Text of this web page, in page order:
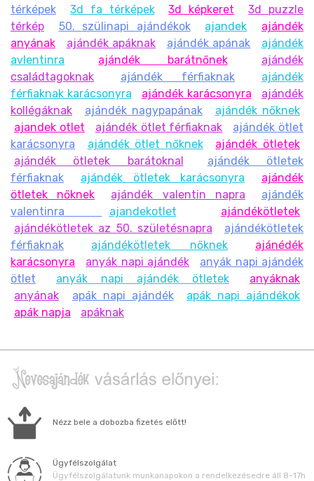
térképek
3d fa térképek 3d képkeret
3d puzzle
térkép
50. szülinapi ajándékok ajandek
ajándék
anyának
ajándék apáknak ajándék apának
ajándék
avlentinra
ajándék barátnőnek
ajándék
családtagoknak
ajándék férfiaknak
ajándék
férfiaknak karácsonyra
ajándék karácsonyra
ajándék
kollégáknak
ajándék nagypapának
ajándék nőknek
ajandek otlet
ajándék ötlet férfiaknak
ajándék ötlet
karácsonyra
ajándék ötlet nőknek
ajándék ötletek
ajándék ötletek barátoknal
ajándék ötletek
férfiaknak
ajándék ötletek karácsonyra
ajándék
ötletek nőknek
ajándék valentin napra
ajándék
valentinra
ajandekotlet
ajándékötletek
ajándékötletek az 50. születésnapra
ajándékötletek
férfiaknak
ajándékötletek nőknek
ajánédék
karácsonyra
anyák napi ajándék
anyák napi ajándék
ötlet
anyák napi ajándék ötletek
anyáknak
anyának
apák napi ajándék
apák napi ajándékok
apák napja
apáknak
Nézz bele a dobozba fizetés előtt!
Ügyfélszolgálat
Ügyfélszolgálatunk munkanapokon a rendelkezésedre áll 8-17h